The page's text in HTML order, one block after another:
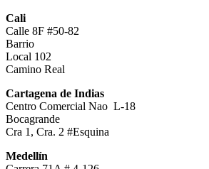
Cali
Calle 8F #50-82
Barrio
Local 102
Camino Real
Cartagena de Indias
Centro Comercial Nao L-18
Bocagrande
Cra 1, Cra. 2 #Esquina
Medellín